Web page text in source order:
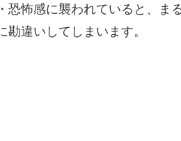
恐怖感に襲われていると、ま
勘違いしてしまいます。